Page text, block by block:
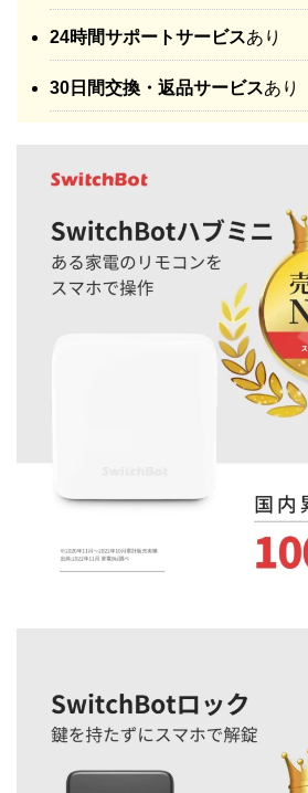
24時間サポートサービスあり
30日間交換・返品サービスあり